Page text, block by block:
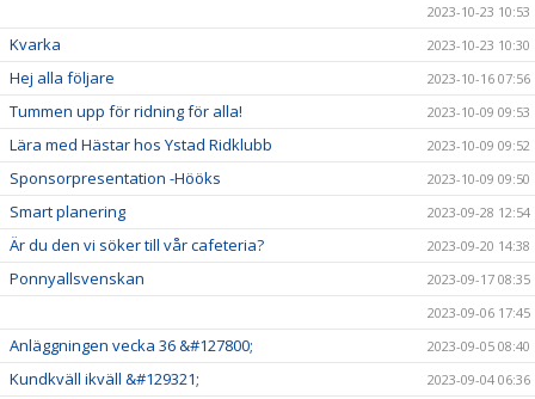
2023-10-23 10:53
Kvarka 2023-10-23 10:30
Hej alla följare 2023-10-16 07:56
Tummen upp för ridning för alla! 2023-10-09 09:53
Lära med Hästar hos Ystad Ridklubb 2023-10-09 09:52
Sponsorpresentation -Hööks 2023-10-09 09:50
Smart planering 2023-09-28 12:54
Är du den vi söker till vår cafeteria? 2023-09-20 14:38
Ponnyallsvenskan
2023-09-17 08:35
2023-09-06 17:45
Anläggningen vecka 36 &#127800; 2023-09-05 08:40
Kundkväll ikväll &#129321; 2023-09-04 06:36